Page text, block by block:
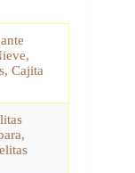
Cajita